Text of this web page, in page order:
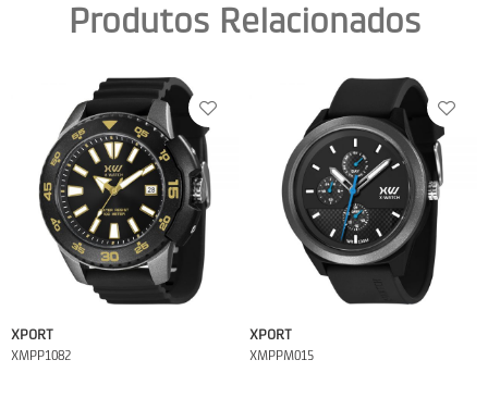
Produtos Relacionados
XPORT
XMPP1082
XPORT
XMPPM015